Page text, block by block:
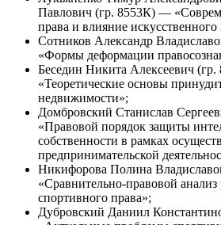
Павлович (гр. 8553К) —
права и влияние искусственного
Сотников Александр
«Формы деформации
Беседин Никита Алексеевич
«Теоретические основы
недвижимости»;
Домбровский Станислав
«Правовой порядок защиты
собственности в рамках
предпринимательской
Никифорова Полина
«Сравнительно-правовой анализ
спортивного права»;
Дубровский Даниил